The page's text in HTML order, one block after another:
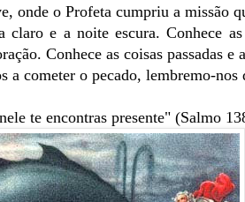
onde o Profeta cumpriu a missão
e a noite escura. Conhece
Conhece as coisas passadas e
a cometer o pecado, lembremo-
te encontras presente" (Salmo